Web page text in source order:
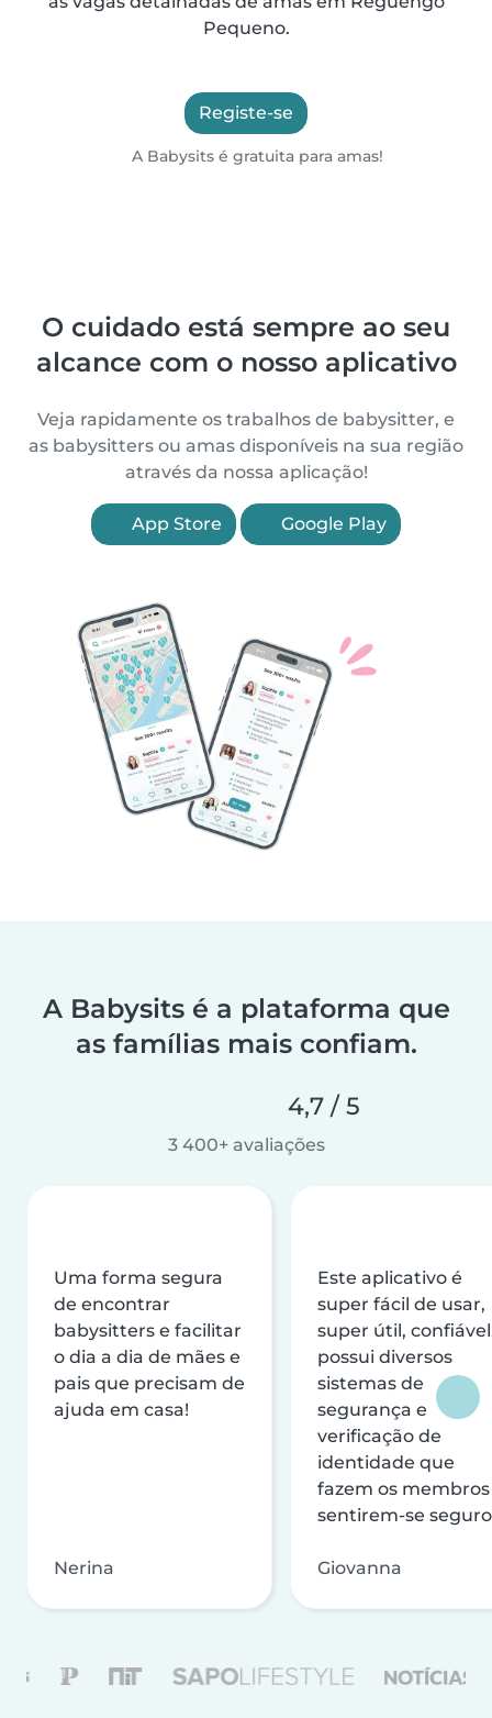
Pequeno.
Registe-se
A Babysits é gratuita para amas!
O cuidado está sempre ao seu
alcance com o nosso aplicativo
Veja rapidamente os trabalhos de babysitter, e
as babysitters ou amas disponíveis na sua região
através da nossa aplicação!
App Store Google Play
A Babysits é a plataforma que
as famílias mais confiam.
4,7 / 5
3 400+ avaliações
Uma forma segura
de encontrar
babysitters e facilitar
o dia a dia de mães e
pais que precisam de
ajuda em casa!
Nerina
Este aplicativo é
super fácil de usar,
super útil,
possui diversos
sistemas de
segurança e
verificação de
identidade que
fazem os membros
sentirem-se
Giovanna